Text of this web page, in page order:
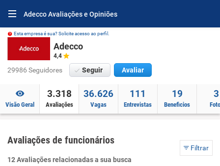
Adecco Avaliações e Opiniões
Esta empresa é sua? Solicite acesso ao perfil.
Adecco
4,4
29986 Seguidores Seguir Avaliar
Visão Geral
3.318
Avaliações
36.626
Vagas
111
Entrevistas
19
Beneficios
3
Avaliações de funcionários
Filtrar
12 Avaliações relacionadas a sua busca